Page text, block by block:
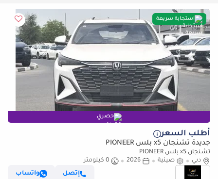
استجابة سريعة
حصري
أطلب السعر
جديدة تشنجان x5 بلس PIONEER
تشنجان x5 بلس PIONEER
دبي
صينية 2026
0 كيلومتر
إتصل
واتساب